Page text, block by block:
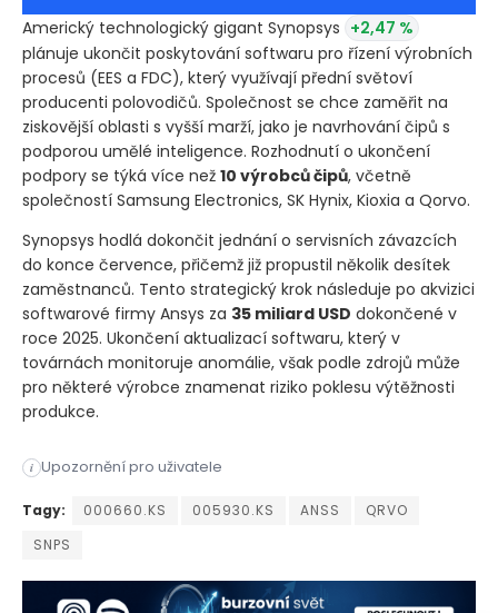
Americký technologický gigant Synopsys +2,47 %
plánuje ukončit poskytování softwaru pro řízení výrobních
procesů (EES a FDC), který využívají přední světoví
producenti polovodičů. Společnost se chce zaměřit na
ziskovější oblasti s vyšší marží, jako je navrhování čipů s
podporou umělé inteligence. Rozhodnutí o ukončení
podpory se týká více než 10 výrobců čipů, včetně
společností Samsung Electronics, SK Hynix, Kioxia a Qorvo.
Synopsys hodlá dokončit jednání o servisních závazcích
do konce července, přičemž již propustil několik desítek
zaměstnanců. Tento strategický krok následuje po akvizici
softwarové firmy Ansys za 35 miliard USD dokončené v
roce 2025. Ukončení aktualizací softwaru, který v
továrnách monitoruje anomálie, však podle zdrojů může
pro některé výrobce znamenat riziko poklesu výtěžnosti
produkce.
i Upozornění pro uživatele
Americký technologický gigant Synopsys ​ plánuje ukončit
Tagy: 000660.KS 005930.KS ANSS
QRVO
SNPS